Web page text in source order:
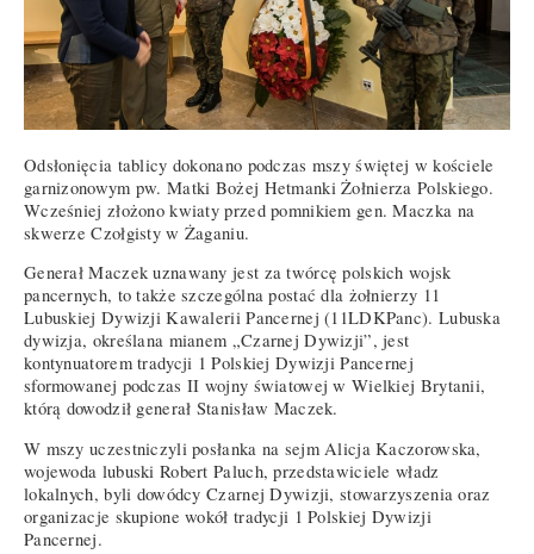
Odsłonięcia tablicy dokonano podczas mszy świętej w kościele
garnizonowym pw. Matki Bożej Hetmanki Żołnierza Polskiego.
Wcześniej złożono kwiaty przed pomnikiem gen. Maczka na
skwerze Czołgisty w Żaganiu.
Generał Maczek uznawany jest za twórcę polskich wojsk
pancernych, to także szczególna postać dla żołnierzy 11
Lubuskiej Dywizji Kawalerii Pancernej (11LDKPanc). Lubuska
dywizja, określana mianem „Czarnej Dywizji”, jest
kontynuatorem tradycji 1 Polskiej Dywizji Pancernej
sformowanej podczas II wojny światowej w Wielkiej Brytanii,
którą dowodził generał Stanisław Maczek.
W mszy uczestniczyli posłanka na sejm Alicja Kaczorowska,
wojewoda lubuski Robert Paluch, przedstawiciele władz
lokalnych, byli dowódcy Czarnej Dywizji, stowarzyszenia oraz
organizacje skupione wokół tradycji 1 Polskiej Dywizji
Pancernej.